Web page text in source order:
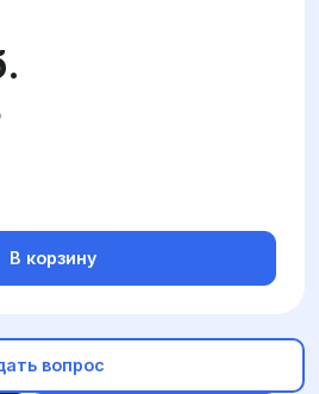
В корзину
вопрос